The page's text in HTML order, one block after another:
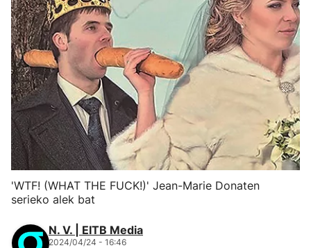
'WTF! (WHAT THE FUCK!)' Jean-Marie Donaten
serieko alek bat
N. V. | EITB Media
2024/04/24 - 16:46